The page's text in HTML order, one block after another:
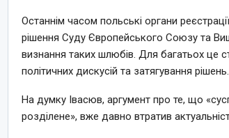
Останнім часом польські органи
рішення Суду Європейського Союзу та
визнання таких шлюбів. Для багатьох це
політичних дискусій та затягування рішень.
На думку Івасюв, аргумент про те, що
розділене», вже давно втратив